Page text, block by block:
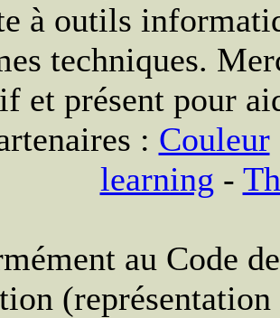
à outils
techniques.
et présent pour
: Couleur
learning -
au Code